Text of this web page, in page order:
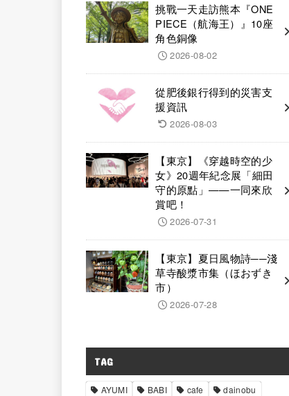
挑戰一天走訪熊本『ONE
PIECE（航海王）』10座
角色銅像
2026-08-02
從肥後銀行得到的災害支
援資訊
2026-08-03
【東京】《穿越時空的少
女》20週年紀念展「細田
守的原點」——一同來欣
賞吧！
2026-07-31
【東京】夏日風物詩──淺
草寺酸漿市集（ほおずき
市）
2026-07-28
TAG
AYUMI BABI cafe
dainobu